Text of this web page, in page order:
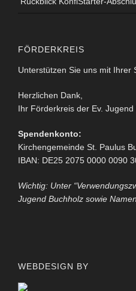
FÖRDERKREIS
Unterstützen Sie uns mit Ihrer
Herzlichen Dank,
Ihr Förderkreis der Ev. Jugend
Spendenkonto:
Kirchengemeinde St. Paulus
IBAN: DE25 2075 0000 0090
Wichtig: Unter
Jugend Buchholz sowie
WEBDESIGN BY